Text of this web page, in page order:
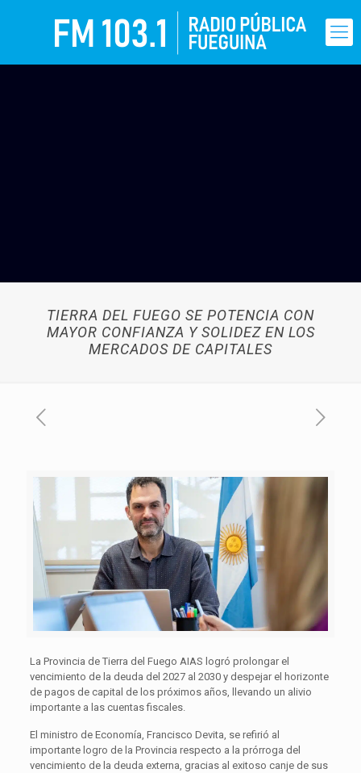
TIERRA DEL FUEGO SE POTENCIA CON
MAYOR CONFIANZA Y SOLIDEZ EN LOS
MERCADOS DE CAPITALES
La Provincia de Tierra del Fuego AIAS logró prolongar el
vencimiento de la deuda del 2027 al 2030 y despejar el horizonte
de pagos de capital de los próximos años, llevando un alivio
importante a las cuentas fiscales.
El ministro de Economía, Francisco Devita, se refirió al
importante logro de la Provincia respecto a la prórroga del
vencimiento de la deuda externa, gracias al exitoso canje de sus